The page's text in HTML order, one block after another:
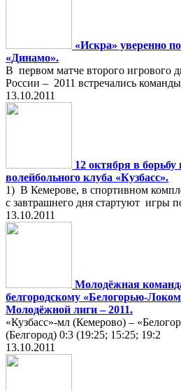
«Искра» уверенно
«Динамо».
В первом матче второго игрового
России – 2011 встречались
13.10.2011
12 октября в
волейбольного клуба «Кузбасс».
1) В Кемерове, в спортивном
с завтрашнего дня стартуют игры
13.10.2011
Молодёжная
белгородскому «Белогорью-
Молодёжной лиги – 2011.
«Кузбасс»-мл (Кемерово) –
(Белгород) 0:3 (19:25; 15:25; 19:2
13.10.2011